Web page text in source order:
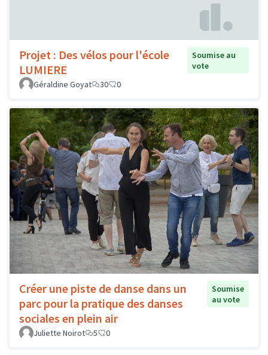
Projet : Des vélos pour l'école
LUMIERE
Soumise au
vote
Géraldine Goyat
30 0
Créer une piste de danse dans un
parc pour la pratique des danses
sociales en plein air
Soumise
au vote
Juliette Noirot 5 0